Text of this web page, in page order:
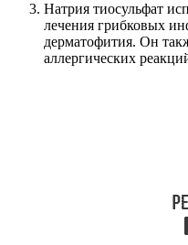
Натрия тиосульфат
лечения грибковых
дерматофития. Он
аллергических